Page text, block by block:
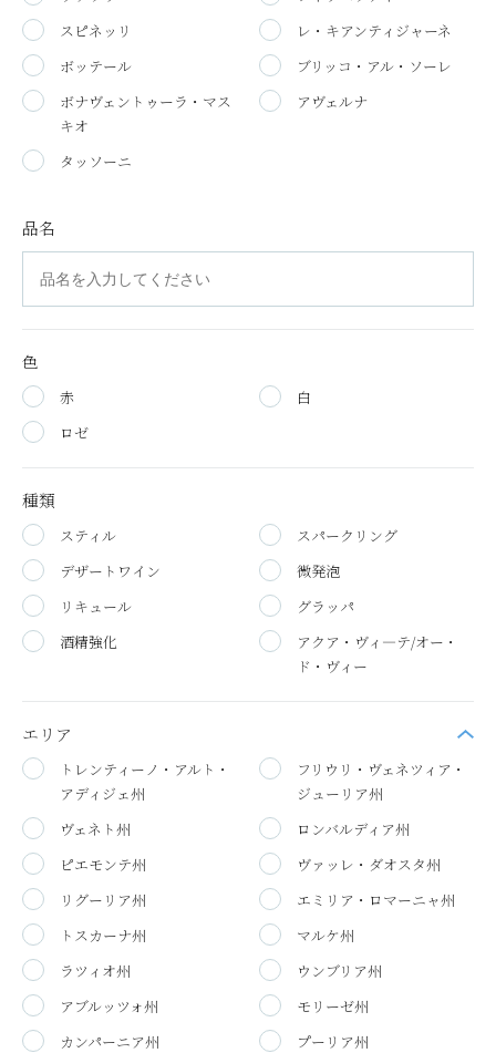
スピネッリ
レ・キアンティジャーネ
ボッテール
ブリッコ・アル・ソーレ
ボナヴェントゥーラ・マス
キオ
アヴェルナ
タッソーニ
品名
色
赤
白
ロゼ
種類
スティル
スパークリング
デザートワイン
微発泡
リキュール
グラッパ
酒精強化
アクア・ヴィ―テ/オー・
ド・ヴィー
エリア
トレンティーノ・アルト・
アディジェ州
フリウリ・ヴェネツィア・
ジューリア州
ヴェネト州
ロンバルディア州
ピエモンテ州
ヴァッレ・ダオスタ州
リグーリア州
エミリア・ロマーニャ州
トスカーナ州
マルケ州
ラツィオ州
ウンブリア州
アブルッツォ州
モリーゼ州
カンパーニア州
プーリア州